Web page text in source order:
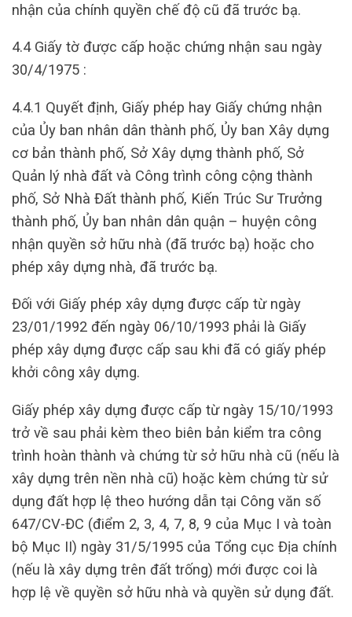
nhận của chính quyền chế độ cũ đã trước bạ.
4.4 Giấy tờ được cấp hoặc chứng nhận sau ngày
30/4/1975 :
4.4.1 Quyết định, Giấy phép hay Giấy chứng nhận
của Ủy ban nhân dân thành phố, Ủy ban Xây dựng
cơ bản thành phố, Sở Xây dựng thành phố, Sở
Quản lý nhà đất và Công trình công cộng thành
phố, Sở Nhà Đất thành phố, Kiến Trúc Sư Trưởng
thành phố, Ủy ban nhân dân quận – huyện công
nhận quyền sở hữu nhà (đã trước bạ) hoặc cho
phép xây dựng nhà, đã trước bạ.
Đối với Giấy phép xây dựng được cấp từ ngày
23/01/1992 đến ngày 06/10/1993 phải là Giấy
phép xây dựng được cấp sau khi đã có giấy phép
khởi công xây dựng.
Giấy phép xây dựng được cấp từ ngày 15/10/1993
trở về sau phải kèm theo biên bản kiểm tra công
trình hoàn thành và chứng từ sở hữu nhà cũ (nếu là
xây dựng trên nền nhà cũ) hoặc kèm chứng từ sử
dụng đất hợp lệ theo hướng dẫn tại Công văn số
647/CV-ĐC (điểm 2, 3, 4, 7, 8, 9 của Mục I và toàn
bộ Mục II) ngày 31/5/1995 của Tổng cục Địa chính
(nếu là xây dựng trên đất trống) mới được coi là
hợp lệ về quyền sở hữu nhà và quyền sử dụng đất.